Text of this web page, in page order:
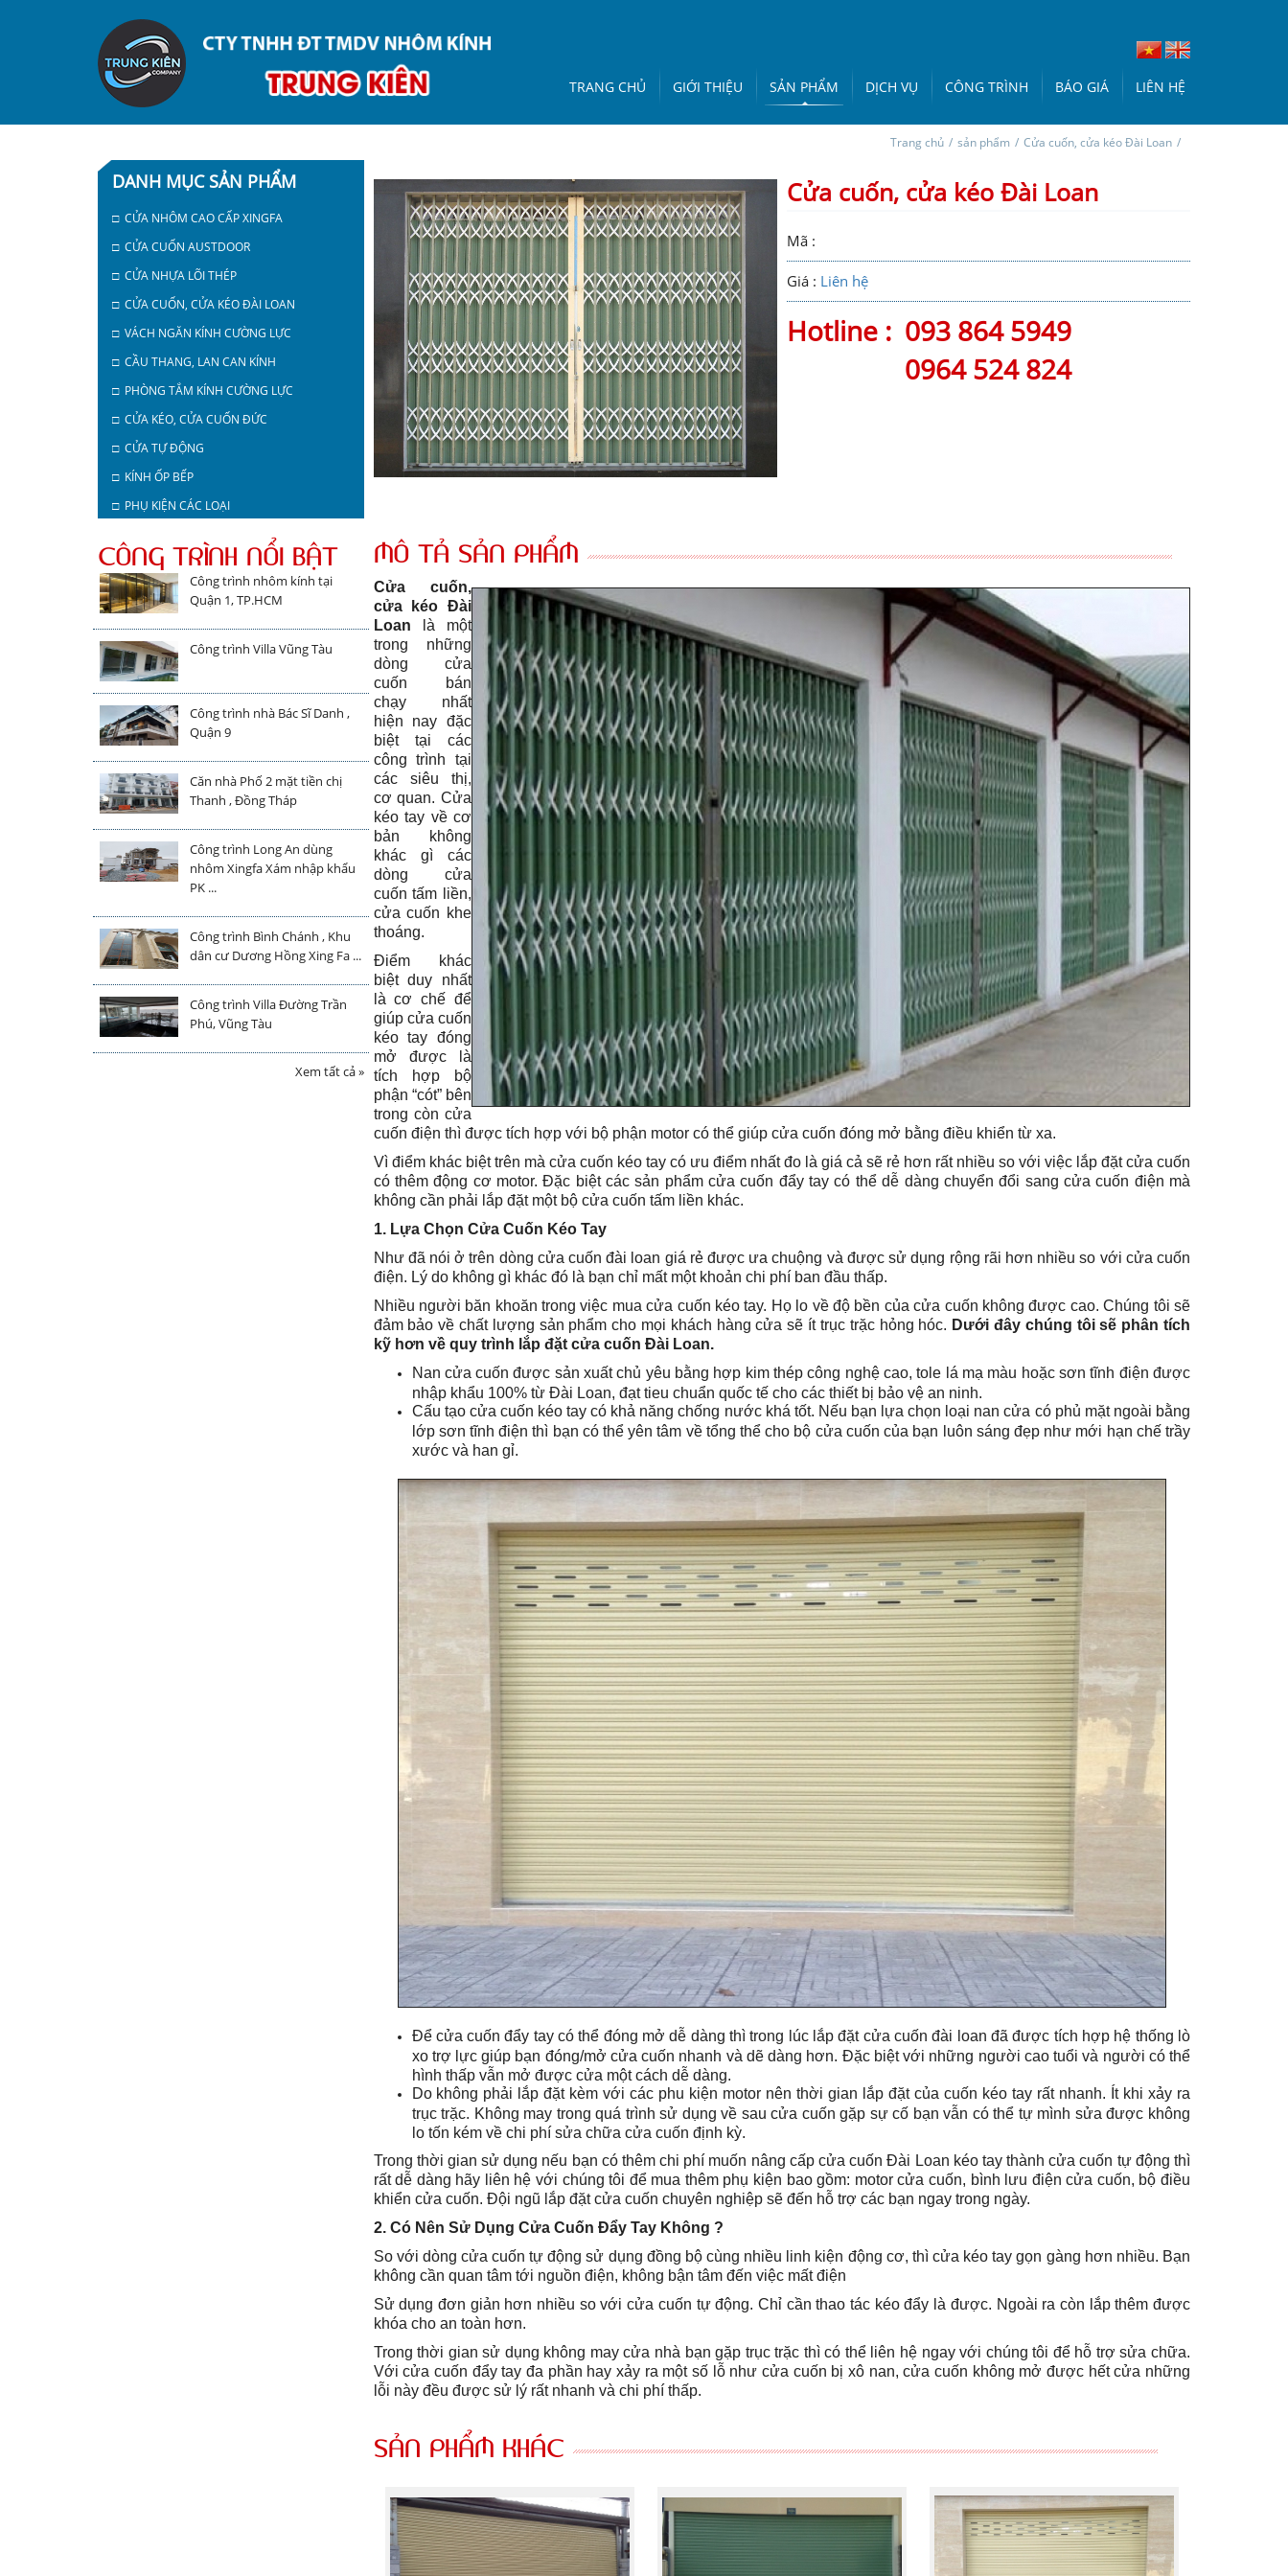
TRANG CHỦ GIỚI THIỆU SẢN PHẨM DỊCH VỤ CÔNG TRÌNH BÁO GIÁ LIÊN HỆ
Trang chủ / sản phẩm / Cửa cuốn, cửa kéo Đài Loan /
DANH MỤC SẢN PHẨM
□ CỬA NHÔM CAO CẤP XINGFA
□ CỬA CUỐN AUSTDOOR
□ CỬA NHỰA LÕI THÉP
□ CỬA CUỐN, CỬA KÉO ĐÀI LOAN
□ VÁCH NGĂN KÍNH CƯỜNG LỰC
□ CẦU THANG, LAN CAN KÍNH
□ PHÒNG TẮM KÍNH CƯỜNG LỰC
□ CỬA KÉO, CỬA CUỐN ĐỨC
□ CỬA TỰ ĐỘNG
□ KÍNH ỐP BẾP
□ PHỤ KIỆN CÁC LOẠI
CÔNG TRÌNH NỔI BẬT
Công trình nhôm kính tại
Quận 1, TP.HCM
Công trình Villa Vũng Tàu
Công trình nhà Bác Sĩ Danh ,
Quận 9
Căn nhà Phố 2 mặt tiền chị
Thanh , Đồng Tháp
Công trình Long An dùng
nhôm Xingfa Xám nhập khẩu
PK ...
Công trình Bình Chánh , Khu
dân cư Dương Hồng Xing Fa ...
Công trình Villa Đường Trần
Phú, Vũng Tàu
Xem tất cả »
Cửa cuốn, cửa kéo Đài Loan
Mã :
Giá : Liên hệ
Hotline : 093 864 5949
0964 524 824
MÔ TẢ SẢN PHẨM
Cửa cuốn,
cửa kéo Đài
Loan là một
trong những
dòng cửa
cuốn bán
chạy nhất
hiện nay đặc
biệt tại các
công trình tại
các siêu thị,
cơ quan. Cửa
kéo tay về cơ
bản không
khác gì các
dòng cửa
cuốn tấm liền,
cửa cuốn khe
thoáng.
Điểm khác
biệt duy nhất
là cơ chế để
giúp cửa cuốn
kéo tay đóng
mở được là
tích hợp bộ
phận “cót” bên
trong còn cửa
cuốn điện thì được tích hợp với bộ phận motor có thể giúp cửa cuốn đóng mở bằng điều khiển từ xa.
Vì điểm khác biệt trên mà cửa cuốn kéo tay có ưu điểm nhất đo là giá cả sẽ rẻ hơn rất nhiều so với việc lắp đặt cửa cuốn
có thêm động cơ motor. Đặc biệt các sản phẩm cửa cuốn đẩy tay có thể dễ dàng chuyển đổi sang cửa cuốn điện mà
không cần phải lắp đặt một bộ cửa cuốn tấm liền khác.
1. Lựa Chọn Cửa Cuốn Kéo Tay
Như đã nói ở trên dòng cửa cuốn đài loan giá rẻ được ưa chuộng và được sử dụng rộng rãi hơn nhiều so với cửa cuốn
điện. Lý do không gì khác đó là bạn chỉ mất một khoản chi phí ban đầu thấp.
Nhiều người băn khoăn trong việc mua cửa cuốn kéo tay. Họ lo về độ bền của cửa cuốn không được cao. Chúng tôi sẽ
đảm bảo về chất lượng sản phẩm cho mọi khách hàng cửa sẽ ít trục trặc hỏng hóc. Dưới đây chúng tôi sẽ phân tích
kỹ hơn về quy trình lắp đặt cửa cuốn Đài Loan.
Nan cửa cuốn được sản xuất chủ yêu bằng hợp kim thép công nghệ cao, tole lá mạ màu hoặc sơn tĩnh điện được
nhập khẩu 100% từ Đài Loan, đạt tieu chuẩn quốc tế cho các thiết bị bảo vệ an ninh.
Cấu tạo cửa cuốn kéo tay có khả năng chống nước khá tốt. Nếu bạn lựa chọn loại nan cửa có phủ mặt ngoài bằng
lớp sơn tĩnh điện thì bạn có thể yên tâm về tổng thể cho bộ cửa cuốn của bạn luôn sáng đẹp như mới hạn chế trầy
xước và han gỉ.
Để cửa cuốn đẩy tay có thể đóng mở dễ dàng thì trong lúc lắp đặt cửa cuốn đài loan đã được tích hợp hệ thống lò
xo trợ lực giúp bạn đóng/mở cửa cuốn nhanh và dẽ dàng hơn. Đặc biệt với những người cao tuổi và người có thể
hình thấp vẫn mở được cửa một cách dễ dàng.
Do không phải lắp đặt kèm với các phu kiện motor nên thời gian lắp đặt của cuốn kéo tay rất nhanh. Ít khi xảy ra
trục trặc. Không may trong quá trình sử dụng về sau cửa cuốn gặp sự cố bạn vẫn có thể tự mình sửa được không
lo tốn kém về chi phí sửa chữa cửa cuốn định kỳ.
Trong thời gian sử dụng nếu bạn có thêm chi phí muốn nâng cấp cửa cuốn Đài Loan kéo tay thành cửa cuốn tự động thì
rất dễ dàng hãy liên hệ với chúng tôi để mua thêm phụ kiện bao gồm: motor cửa cuốn, bình lưu điện cửa cuốn, bộ điều
khiển cửa cuốn. Đội ngũ lắp đặt cửa cuốn chuyên nghiệp sẽ đến hỗ trợ các bạn ngay trong ngày.
2. Có Nên Sử Dụng Cửa Cuốn Đẩy Tay Không ?
So với dòng cửa cuốn tự động sử dụng đồng bộ cùng nhiều linh kiện động cơ, thì cửa kéo tay gọn gàng hơn nhiều. Bạn
không cần quan tâm tới nguồn điện, không bận tâm đến việc mất điện
Sử dụng đơn giản hơn nhiều so với cửa cuốn tự động. Chỉ cần thao tác kéo đẩy là được. Ngoài ra còn lắp thêm được
khóa cho an toàn hơn.
Trong thời gian sử dụng không may cửa nhà bạn gặp trục trặc thì có thể liên hệ ngay với chúng tôi để hỗ trợ sửa chữa.
Với cửa cuốn đẩy tay đa phần hay xảy ra một số lỗ như cửa cuốn bị xô nan, cửa cuốn không mở được hết cửa những
lỗi này đều được sử lý rất nhanh và chi phí thấp.
SẢN PHẨM KHÁC